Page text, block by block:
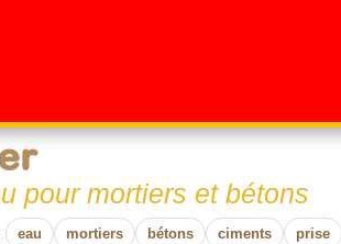
pour mortiers et bétons
eau mortiers bétons ciments prise